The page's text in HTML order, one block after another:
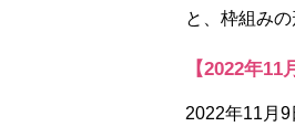
と、枠組み
【2022年
2022年11月